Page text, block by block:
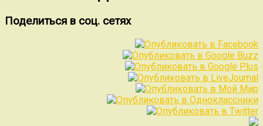
Поделиться в соц. сетях